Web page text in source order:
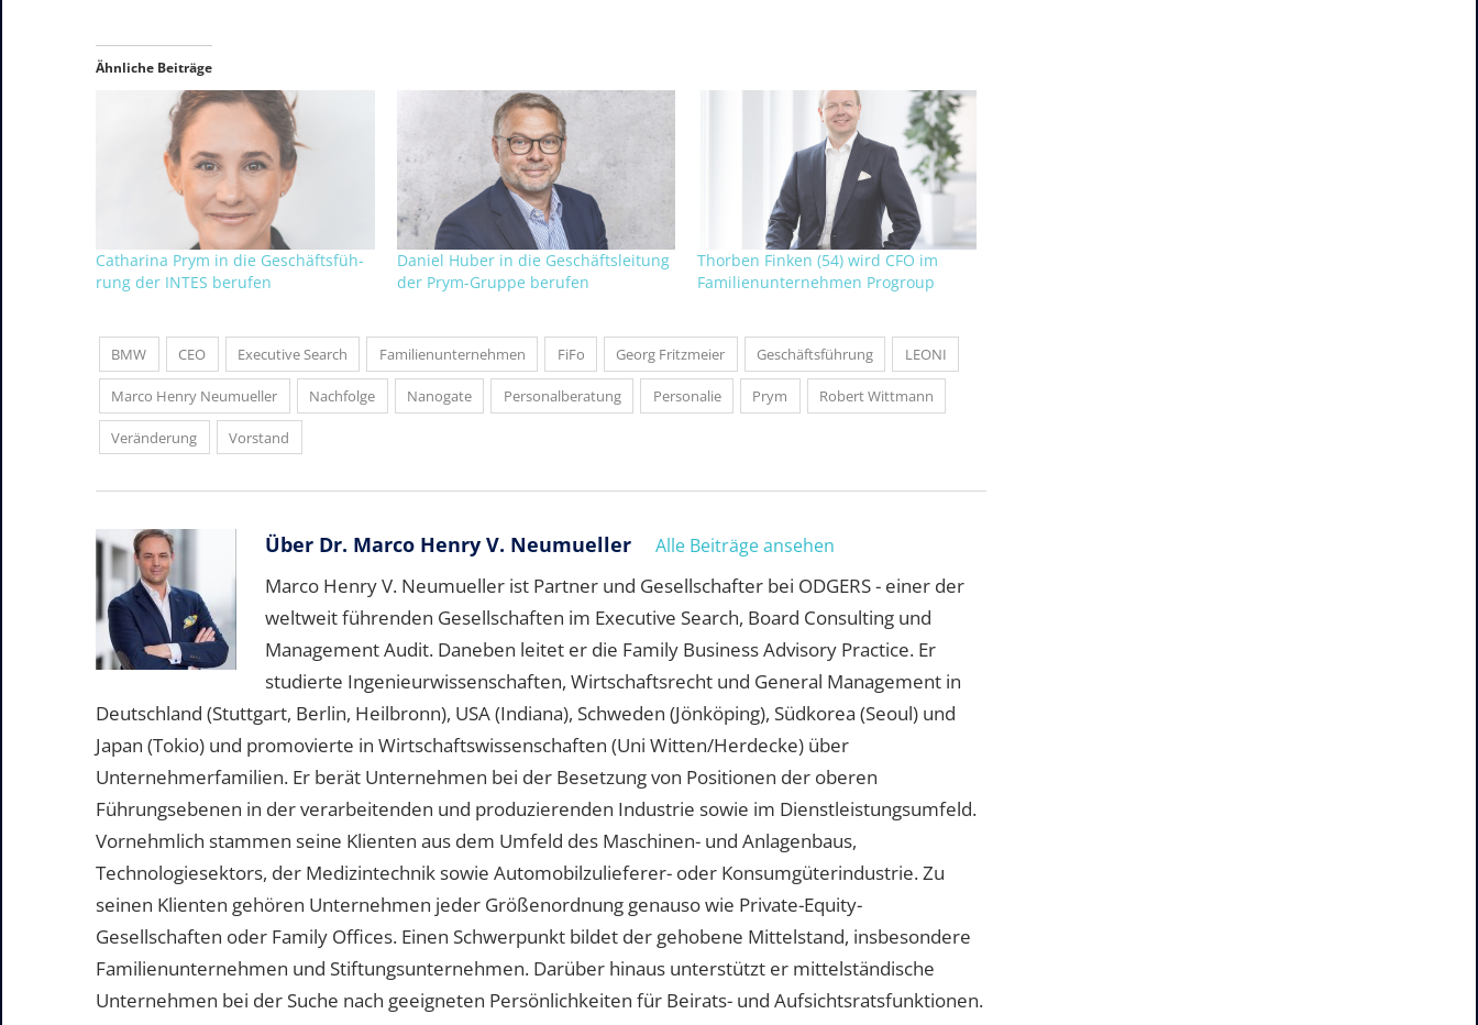
Ähnliche Beiträge
Ca­tha­ri­na Prym in die Ge­schäfts­füh­
rung der IN­TES be­ru­fen
Daniel Huber in die Geschäftsleitung
der Prym-Gruppe berufen
Thorben Finken (54) wird CFO im
Familienunternehmen Progroup
BMW CEO Executive Search Familienunternehmen FiFo Georg Fritzmeier Geschäftsführung LEONI
Marco Henry Neumueller Nachfolge Nanogate Personalberatung Personalie Prym Robert Wittmann
Veränderung Vorstand
Über Dr. Marco Henry V. Neumueller Alle Beiträge ansehen
Marco Henry V. Neumueller ist Partner und Gesellschafter bei ODGERS - einer der
weltweit führenden Gesellschaften im Executive Search, Board Consulting und
Management Audit. Daneben leitet er die Family Business Advisory Practice. Er
studierte Ingenieurwissenschaften, Wirtschaftsrecht und General Management in
Deutschland (Stuttgart, Berlin, Heilbronn), USA (Indiana), Schweden (Jönköping), Südkorea (Seoul) und
Japan (Tokio) und promovierte in Wirtschaftswissenschaften (Uni Witten/Herdecke) über
Unternehmerfamilien. Er berät Unternehmen bei der Besetzung von Positionen der oberen
Führungsebenen in der verarbeitenden und produzierenden Industrie sowie im Dienstleistungsumfeld.
Vornehmlich stammen seine Klienten aus dem Umfeld des Maschinen- und Anlagenbaus,
Technologiesektors, der Medizintechnik sowie Automobilzulieferer- oder Konsumgüterindustrie. Zu
seinen Klienten gehören Unternehmen jeder Größenordnung genauso wie Private-Equity-
Gesellschaften oder Family Offices. Einen Schwerpunkt bildet der gehobene Mittelstand, insbesondere
Familienunternehmen und Stiftungsunternehmen. Darüber hinaus unterstützt er mittelständische
Unternehmen bei der Suche nach geeigneten Persönlichkeiten für Beirats- und Aufsichtsratsfunktionen.